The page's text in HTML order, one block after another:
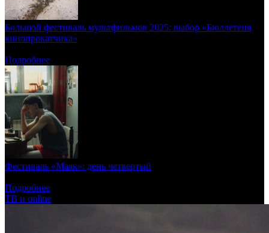
Большой фестиваль мультфильмов 2025: выбор «Бюллетеня
кинопрокатчика»
Подробнее
Фестиваль «Маяк»: день четвертый
Подробнее
ТВ и online